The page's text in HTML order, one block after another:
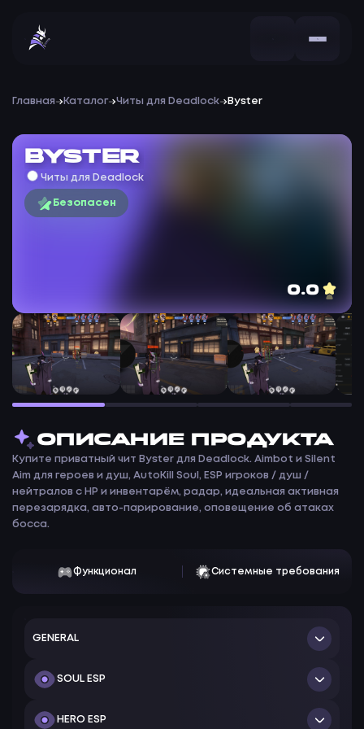
Главная Каталог Читы для Deadlock Byster
Byster
Читы для Deadlock
Безопасен
0.0
ОПИСАНИЕ ПРОДУКТА
Купите приватный чит Byster для Deadlock. Aimbot и Silent
Aim для героев и душ, AutoKill Soul, ESP игроков / душ /
нейтралов с HP и инвентарём, радар, идеальная активная
перезарядка, авто-парирование, оповещение об атаках
босса.
Функционал Системные требования
GENERAL
Включить ESP
Режим Box (Full / Corner / 3D Box)
SOUL ESP
Показать души + Цвет
HERO ESP